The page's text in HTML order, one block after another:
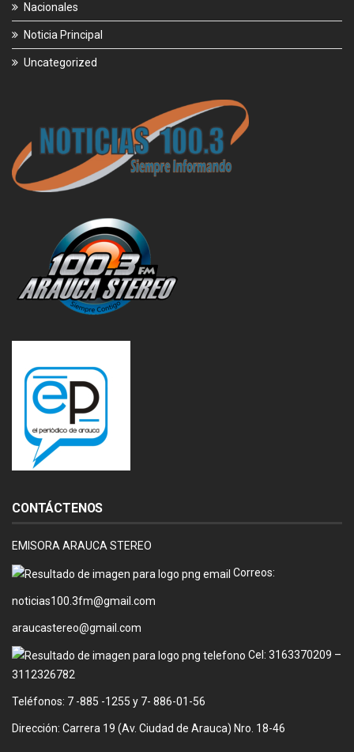
Nacionales
Noticia Principal
Uncategorized
CONTÁCTENOS
EMISORA ARAUCA STEREO
Correos:
noticias100.3fm@gmail.com
araucastereo@gmail.com
Cel: 3163370209 –
3112326782
Teléfonos: 7 -885 -1255 y 7- 886-01-56
Dirección: Carrera 19 (Av. Ciudad de Arauca) Nro. 18-46